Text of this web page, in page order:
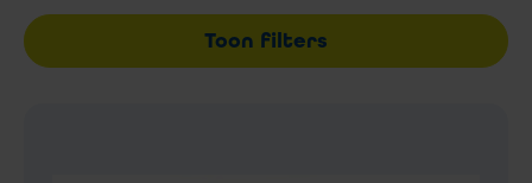
Toon filters